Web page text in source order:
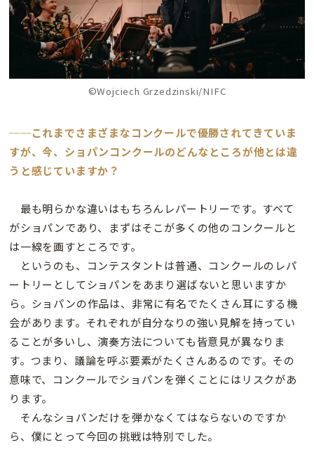
©Wojciech Grzedzinski/NIFC
──これまでさまざまなコンクールで優勝されてきていま
すが、今、ショパンコンクールのどんなところが他とは違
うと感じていますか？
最も明らかな違いはもちろんレパートリーです。すべて
がショパンであり、まずはそこが多くの他のコンクールと
は一線を画すところです。
というのも、コンテスタントは普通、コンクールのレパ
ートリーとしてショパンをあまり選ばないと思いますか
ら。ショパンの作品は、非常に有名でたくさん耳にする機
会があります。それぞれが自分なりの強い見解を持ってい
ることが多いし、演奏方法についても皆意見が異なりま
す。つまり、議論を呼ぶ要素がたくさんあるのです。その
意味で、コンクールでショパンを弾くことにはリスクがあ
ります。
そんなショパンだけを弾かなくてはならないのですか
ら、僕にとって今回の挑戦は特別でした。